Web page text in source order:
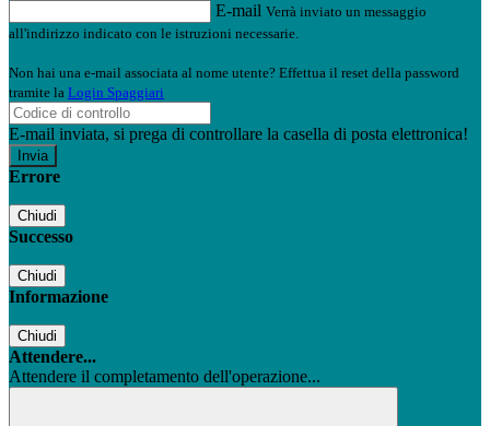
E-mail Verrà inviato un messaggio
all'indirizzo indicato con le istruzioni necessarie.
Non hai una e-mail associata al nome utente? Effettua il reset della password
tramite la Login Spaggiari
E-mail inviata, si prega di controllare la casella di posta elettronica!
Errore
Chiudi
Successo
Chiudi
Informazione
Chiudi
Attendere...
Attendere il completamento dell'operazione...